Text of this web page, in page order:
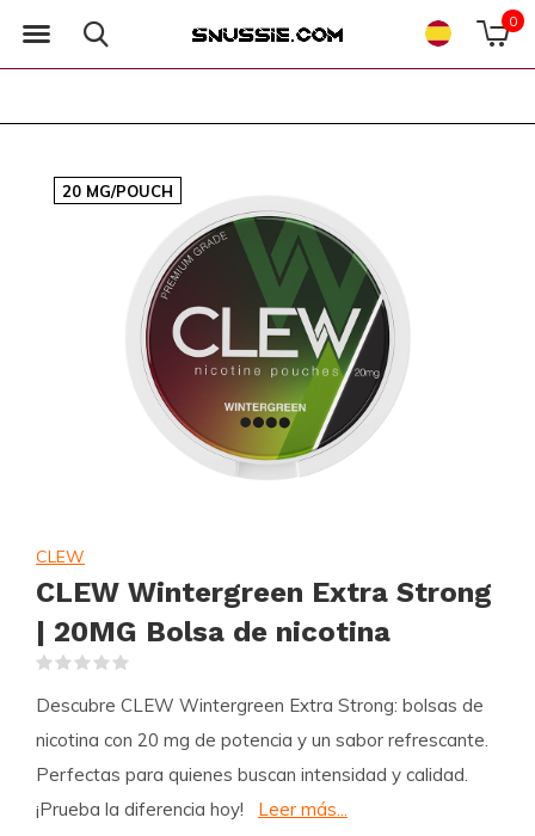
0
20 MG/POUCH
CLEW
CLEW Wintergreen Extra Strong
| 20MG Bolsa de nicotina
Descubre CLEW Wintergreen Extra Strong: bolsas de
nicotina con 20 mg de potencia y un sabor refrescante.
Perfectas para quienes buscan intensidad y calidad.
¡Prueba la diferencia hoy!
Leer más...